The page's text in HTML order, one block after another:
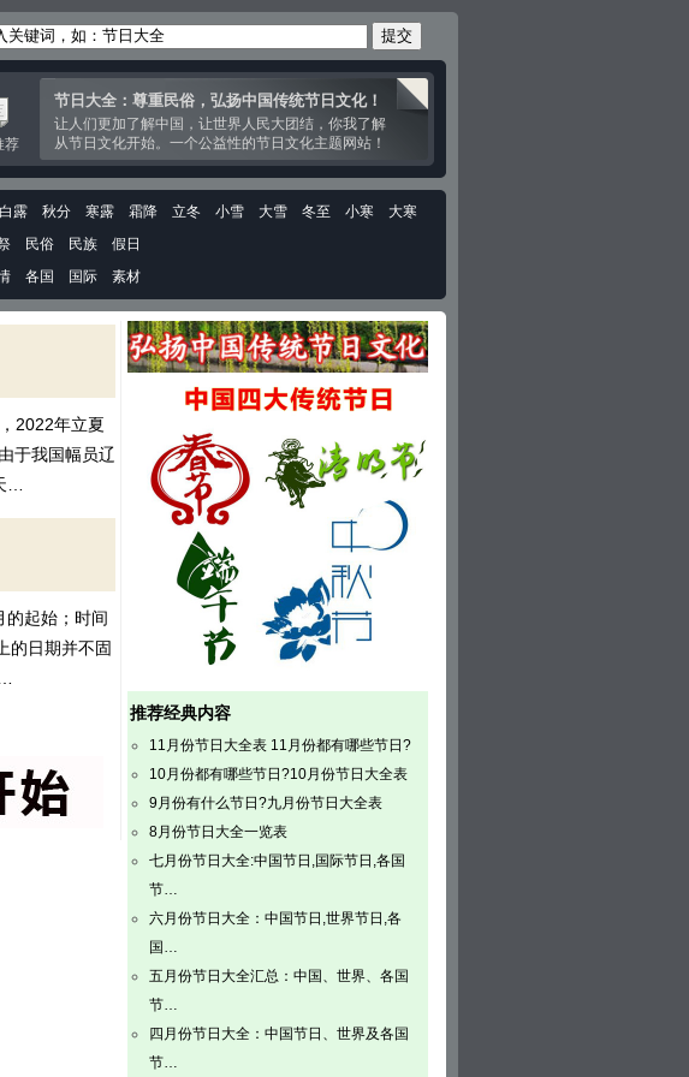
荐
节日大全：尊重民俗，弘扬中国传统节日文化！
让人们更加了解中国，让世界人民大团结，你我了解
从节日文化开始。一个公益性的节日文化主题网站！
白露 秋分 寒露 霜降 立冬 小雪 大雪 冬至 小寒
大寒
民俗 民族
假日
各国 国际 素材
2022年立夏
于我国幅员辽
…
的起始；时间
的日期并不固
推荐经典内容
11月份节日大全表 11月份都有哪些节日?
10月份都有哪些节日?10月份节日大全表
9月份有什么节日?九月份节日大全表
8月份节日大全一览表
七月份节日大全:中国节日,国际节日,各国
节…
六月份节日大全：中国节日,世界节日,各
国…
五月份节日大全汇总：中国、世界、各国
节…
四月份节日大全：中国节日、世界及各国
节…